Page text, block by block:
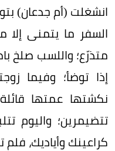
انشغلت (أم جدعان)
السفر ما يتمنى
متذرّع؛ واللسب صلخ
إذا توضأ؛ وفيما
نكشتها عمتها
تتضيمرين؛ واليوم
كراعينك وأياديك،